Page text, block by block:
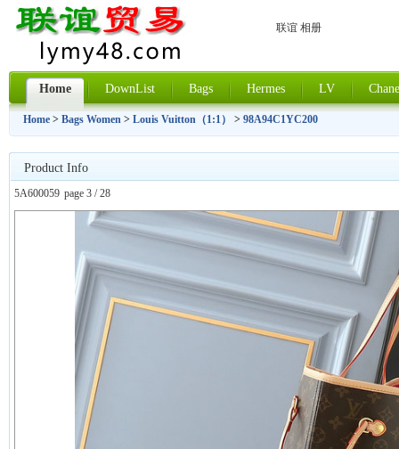
联谊 相册
Home DownList Bags Hermes LV
Home > Bags Women > Louis Vuitton（1:1） > 98A94C1YC200
Product Info
5A600059 page 3 / 28
上一张